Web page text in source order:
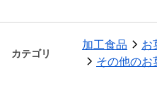
カテゴリ
加工食品
お
その他のお